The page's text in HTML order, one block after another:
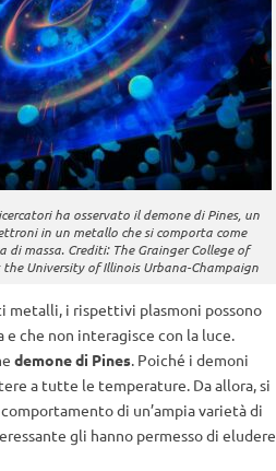
ha osservato il demone di Pines, un
in un metallo che si comporta come
di massa. Crediti: The Grainger College of
University of Illinois Urbana-Champaign
metalli, i rispettivi plasmoni possono
che non interagisce con la luce.
demone di Pines. Poiché i demoni
a tutte le temperature. Da allora, si
di un’ampia varietà di
gli hanno permesso di eludere